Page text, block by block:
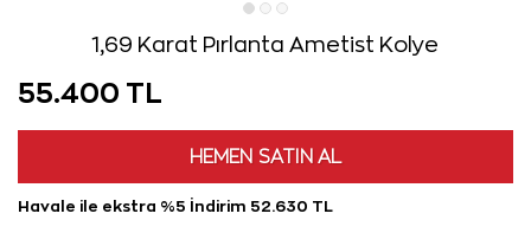
1,69 Karat Pırlanta Ametist Kolye
55.400 TL
HEMEN SATIN AL
Havale ile ekstra %5 İndirim 52.630 TL